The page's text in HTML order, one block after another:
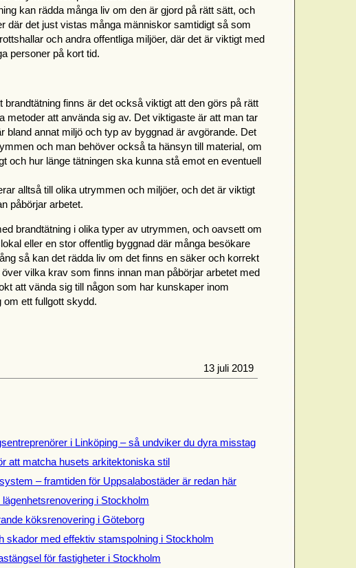
kan rädda många liv om den är gjord på rätt sätt, och
där det just vistas många människor samtidigt så som
och andra offentliga miljöer, där det är viktigt med
personer på kort tid.
brandtätning finns är det också viktigt att den görs på rätt
metoder att använda sig av. Det viktigaste är att man tar
bland annat miljö och typ av byggnad är avgörande. Det
och man behöver också ta hänsyn till material, om
och hur länge tätningen ska kunna stå emot en eventuell
alltså till olika utrymmen och miljöer, och det är viktigt
påbörjar arbetet.
brandtätning i olika typer av utrymmen, och oavsett om
eller en stor offentlig byggnad där många besökare
så kan det rädda liv om det finns en säker och korrekt
vilka krav som finns innan man påbörjar arbetet med
att vända sig till någon som har kunskaper inom
ett fullgott skydd.
13 juli 2019
i Linköping – så undviker du dyra misstag
att matcha husets arkitektoniska stil
– framtiden för Uppsalabostäder är redan här
i Stockholm
köksrenovering i Göteborg
skador med effektiv stamspolning i Stockholm
för fastigheter i Stockholm